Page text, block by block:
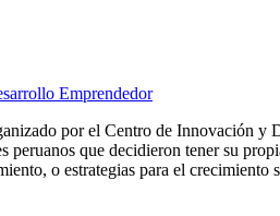
Emprendedor
por el Centro de Innovación
peruanos que decidieron tener su
o estrategias para el